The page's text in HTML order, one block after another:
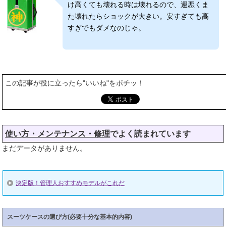
け高くても壊れる時は壊れるので、運悪くま
た壊れたらショックが大きい。安すぎても高
すぎでもダメなのじゃ。
この記事が役に立ったら"いいね"をポチッ！
使い方・メンテナンス・修理でよく読まれています
まだデータがありません。
決定版！管理人おすすめモデルがこれだ
スーツケースの選び方(必要十分な基本的内容)